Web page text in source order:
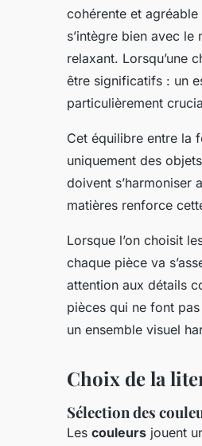
cohérente et agréable
s’intègre bien avec
relaxant. Lorsqu’une
être significatifs : un
particulièrement
Cet équilibre entre la
uniquement des
doivent s’harmoniser
matières renforce
Lorsque l’on choisit
chaque pièce va
attention aux détails
pièces qui ne font
un ensemble visuel
Choix de la
Sélection des
Les couleurs jouent